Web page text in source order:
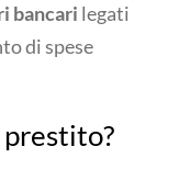
bancari legati
di spese